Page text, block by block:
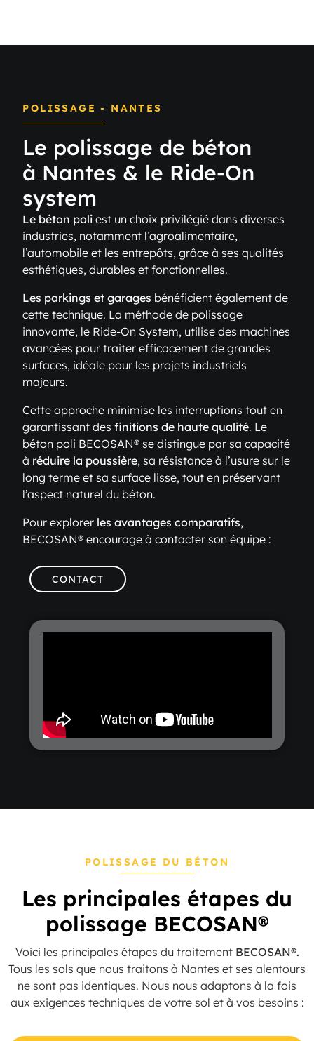
POLISSAGE - NANTES
Le polissage de béton
à Nantes & le Ride-On
system
Le béton poli est un choix privilégié dans diverses
industries, notamment l’agroalimentaire,
l’automobile et les entrepôts, grâce à ses qualités
esthétiques, durables et fonctionnelles.
Les parkings et garages bénéficient également de
cette technique. La méthode de polissage
innovante, le Ride-On System, utilise des machines
avancées pour traiter efficacement de grandes
surfaces, idéale pour les projets industriels
majeurs.
Cette approche minimise les interruptions tout en
garantissant desfinitions de haute qualité. Le
béton poli BECOSAN® se distingue par sa capacité
à réduire la poussière, sa résistance à l’usure sur le
long terme et sa surface lisse, tout en préservant
l’aspect naturel du béton.
Pour explorer les avantages comparatifs,
BECOSAN® encourage à contacter son équipe :
CONTACT
POLISSAGE DU BÉTON
Les principales étapes du
polissage BECOSAN®
Voici les principales étapes du traitement BECOSAN®.
Tous les sols que nous traitons à Nantes et ses alentours
ne sont pas identiques. Nous nous adaptons à la fois
aux exigences techniques de votre sol et à vos besoins :